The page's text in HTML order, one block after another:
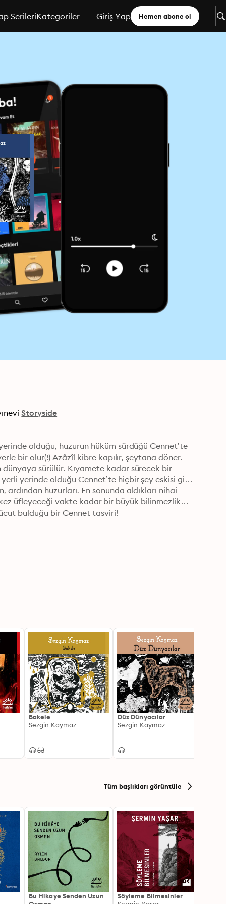
SerileriKategoriler Giriş Yap Hemen abone ol
Storyside
olduğu, huzurun hüküm sürdüğü Cennet’te
bir olur(!) Azâzîl kibre kapılır, şeytana döner.
sürülür. Kıyamete kadar sürecek bir
yerinde olduğu Cennet’te hiçbir şey eskisi gibi
huzurları. En sonunda aldıkları nihai
kez üfleyeceği vakte kadar bir büyük bilinmezlik…
bulduğu bir Cennet tasviri!
Bakele
Sezgin Kaymaz
Düz Dünyacılar
Sezgin Kaymaz
Tüm başlıkları görüntüle
Bu Hikaye Senden Uzun
Söyleme Bilmesinler